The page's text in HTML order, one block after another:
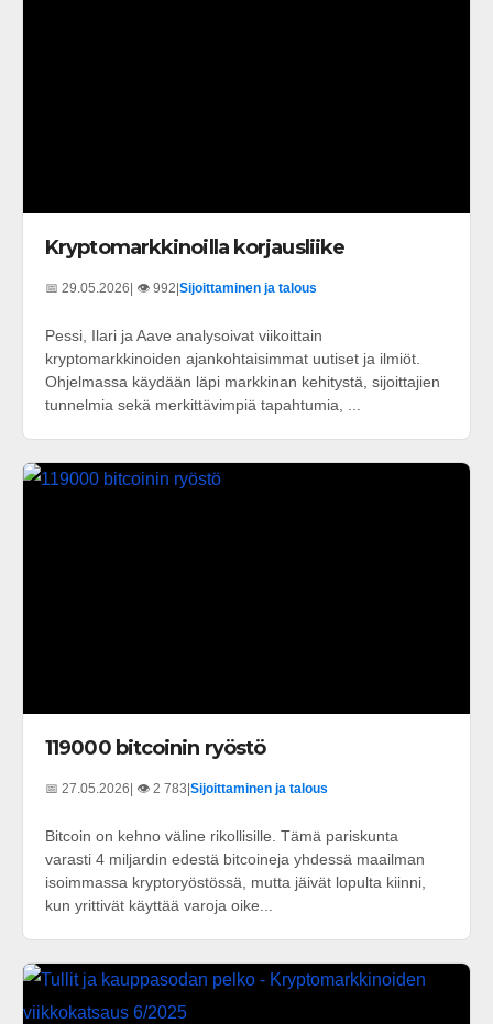
Kryptomarkkinoilla korjausliike
📅 29.05.2026| 👁️ 992|Sijoittaminen ja talous
Pessi, Ilari ja Aave analysoivat viikoittain
kryptomarkkinoiden ajankohtaisimmat uutiset ja ilmiöt.
Ohjelmassa käydään läpi markkinan kehitystä, sijoittajien
tunnelmia sekä merkittävimpiä tapahtumia, ...
119000 bitcoinin ryöstö
📅 27.05.2026 | 👁️ 2 783 Sijoittaminen ja talous
Bitcoin on kehno väline rikollisille. Tämä pariskunta
varasti 4 miljardin edestä bitcoineja yhdessä maailman
isoimmassa kryptoryöstössä, mutta jäivät lopulta kiinni,
kun yrittivät käyttää varoja oike...